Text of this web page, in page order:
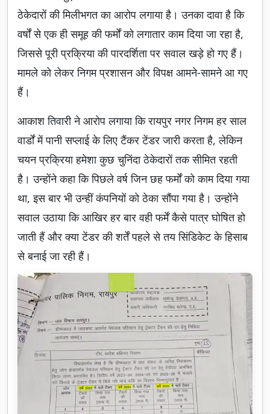
ठेकेदारों की मिलीभगत का आरोप लगाया है। उनका दावा है कि
वर्षों से एक ही समूह की फर्मों को लगातार काम दिया जा रहा है,
जिससे पूरी प्रक्रिया की पारदर्शिता पर सवाल खड़े हो गए हैं।
मामले को लेकर निगम प्रशासन और विपक्ष आमने-सामने आ गए
हैं।
आकाश तिवारी ने आरोप लगाया कि रायपुर नगर निगम हर साल
वार्डों में पानी सप्लाई के लिए टैंकर टेंडर जारी करता है, लेकिन
चयन प्रक्रिया हमेशा कुछ चुनिंदा ठेकेदारों तक सीमित रहती
है। उन्होंने कहा कि पिछले वर्ष जिन छह फर्मों को काम दिया गया
था, इस बार भी उन्हीं कंपनियों को ठेका सौंपा गया है। उन्होंने
सवाल उठाया कि आखिर हर बार वही फर्में कैसे पात्र घोषित हो
जाती हैं और क्या टेंडर की शर्तें पहले से तय सिंडिकेट के हिसाब
से बनाई जा रही हैं।